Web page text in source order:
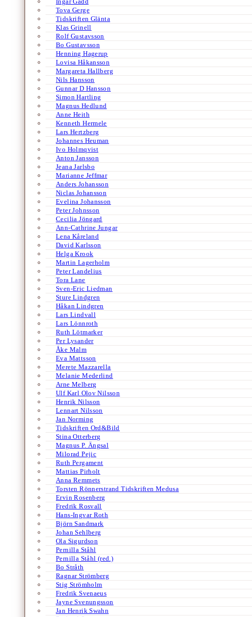
Tova Gerge
Tidskriften Glänta
Klas Grinell
Rolf Gustavsson
Bo Gustavsson
Henning Hagerup
Lovisa Håkansson
Margareta Hallberg
Nils Hansson
Gunnar D Hansson
Simon Hartling
Magnus Hedlund
Anne Heith
Kenneth Hermele
Lars Hertzberg
Johannes Heuman
Ivo Holmqvist
Anton Jansson
Jeana Jarlsbo
Marianne Jeffmar
Anders Johansson
Niclas Johansson
Evelina Johansson
Peter Johnsson
Cecilia Jöngard
Ann-Cathrine Jungar
Lena Kåreland
David Karlsson
Helga Krook
Martin Lagerholm
Peter Landelius
Tora Lane
Sven-Eric Liedman
Sture Lindgren
Håkan Lindgren
Lars Lindvall
Lars Lönnroth
Ruth Lötmarker
Per Lysander
Åke Malm
Eva Mattsson
Merete Mazzarella
Melanie Mederlind
Arne Melberg
Ulf Karl Olov Nilsson
Henrik Nilsson
Lennart Nilsson
Jan Norming
Tidskriften Ord&Bild
Stina Otterberg
Magnus P. Ängsal
Milorad Pejic
Ruth Pergament
Mattias Pirholt
Anna Remmets
Torsten Rönnerstrand Tidskriften Medusa
Ervin Rosenberg
Fredrik Rosvall
Hans-Ingvar Roth
Björn Sandmark
Johan Sehlberg
Ola Sigurdson
Pernilla Ståhl
Pernilla Ståhl (red.)
Bo Stråth
Ragnar Strömberg
Stig Strömholm
Fredrik Svenaeus
Jayne Svenungsson
Jan Henrik Swahn